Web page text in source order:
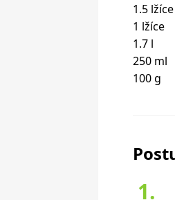
1.5 lžíce
1 lžíce
1.7 l
250 ml
100 g